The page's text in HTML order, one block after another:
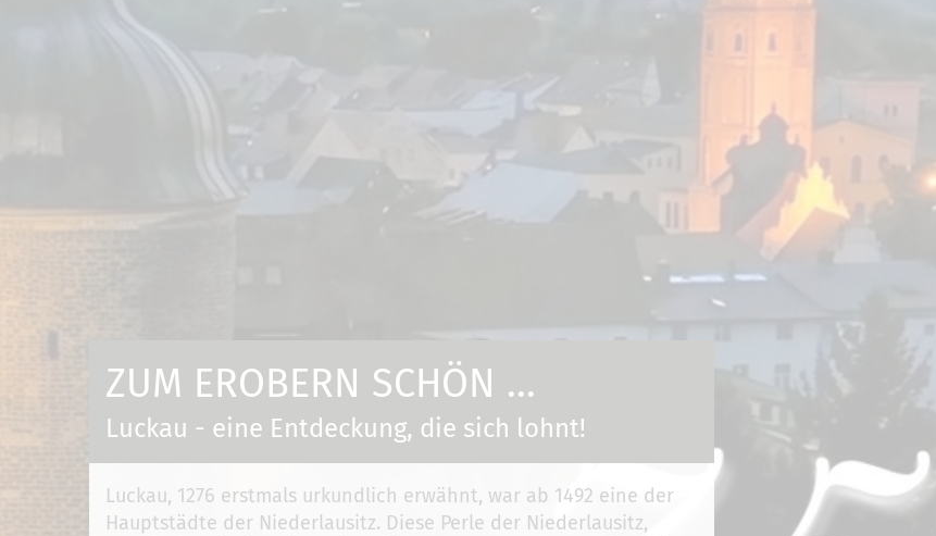
ZUM EROBERN SCHÖN ...
Luckau - eine Entdeckung, die sich lohnt!
Luckau, 1276 erstmals urkundlich erwähnt, war ab 1492 eine der
Hauptstädte der Niederlausitz. Diese Perle der Niederlausitz,